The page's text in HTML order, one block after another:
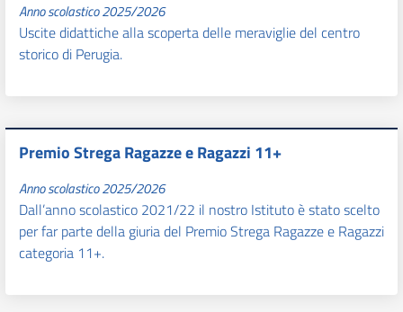
Anno scolastico 2025/2026
Uscite didattiche alla scoperta delle meraviglie del centro
storico di Perugia.
Premio Strega Ragazze e Ragazzi 11+
Anno scolastico 2025/2026
Dall’anno scolastico 2021/22 il nostro Istituto è stato scelto
per far parte della giuria del Premio Strega Ragazze e Ragazzi
categoria 11+.